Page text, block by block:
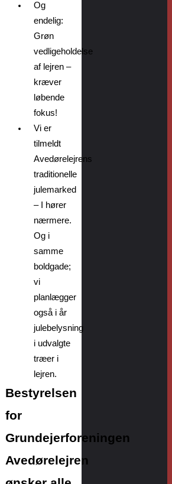
Og
endelig:
Grøn
vedligeholdelse
af lejren –
kræver
løbende
fokus!
Vi er
tilmeldt
Avedørelejrens
traditionelle
julemarked
– I hører
nærmere.
Og i
samme
boldgade;
vi
planlægger
også i år
julebelysning
i udvalgte
træer i
lejren.
Bestyrelsen
for
Grundejerforeningen
Avedørelejren